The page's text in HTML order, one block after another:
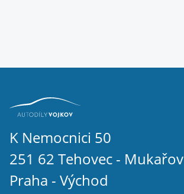
K Nemocnici 50
251 62 Tehovec - Mukařov
Praha - Východ